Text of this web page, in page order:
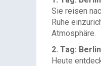
Sie reisen
Ruhe
Atmosphäre.
2. Tag: Berlin
Heute